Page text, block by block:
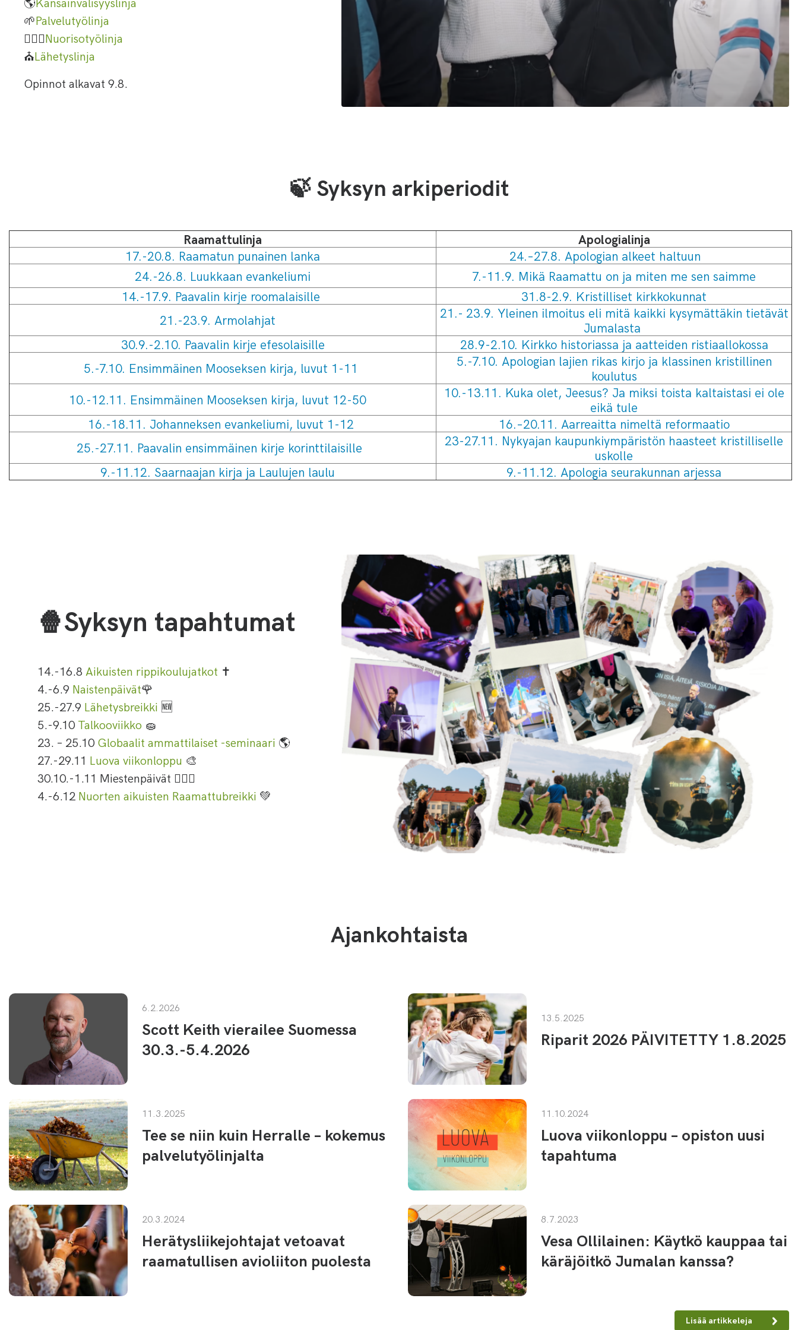
🌱Palvelutyölinja
🏃🏻‍♀️Nuorisotyölinja
⛪Lähetyslinja
Opinnot alkavat 9.8.
🍃 Syksyn arkiperiodit
Raamattulinja
Apologialinja
17.-20.8. Raamatun punainen lanka
24.–27.8. Apologian alkeet haltuun
24.-26.8. Luukkaan evankeliumi
7.-11.9. Mikä Raamattu on ja miten me sen saimme
14.-17.9. Paavalin kirje roomalaisille
31.8-2.9. Kristilliset kirkkokunnat
21.-23.9. Armolahjat
21.- 23.9. Yleinen ilmoitus eli mitä kaikki kysymättäkin tietävät
Jumalasta
30.9.-2.10. Paavalin kirje efesolaisille
28.9-2.10. Kirkko historiassa ja aatteiden ristiaallokossa
5.-7.10. Ensimmäinen Mooseksen kirja, luvut 1-11
5.-7.10. Apologian lajien rikas kirjo ja klassinen kristillinen
koulutus
10.-12.11. Ensimmäinen Mooseksen kirja, luvut 12-50
10.-13.11. Kuka olet, Jeesus? Ja miksi toista kaltaistasi ei ole
eikä tule
16.-18.11. Johanneksen evankeliumi, luvut 1-12
16.–20.11. Aarreaitta nimeltä reformaatio
25.-27.11. Paavalin ensimmäinen kirje korinttilaisille
23-27.11. Nykyajan kaupunkiympäristön haasteet kristilliselle
uskolle
9.-11.12. Saarnaajan kirja ja Laulujen laulu
9.-11.12. Apologia seurakunnan arjessa
🍿Syksyn tapahtumat
14.-16.8 Aikuisten rippikoulujatkot ✝️
4.-6.9 Naistenpäivät🌹
25.-27.9 Lähetysbreikki 🆕
5.-9.10 Talkooviikko 🧽
23. – 25.10Globaalit ammattilaiset -seminaari 🌎
27.-29.11 Luova viikonloppu 🎨
30.10.-1.11 Miestenpäivät 🙋🏻‍♂️
4.-6.12 Nuorten aikuisten Raamattubreikki 💚
Ajankohtaista
6.2.2026
Scott Keith vierailee Suomessa
30.3.-5.4.2026
13.5.2025
Riparit 2026 PÄIVITETTY 1.8.2025
11.3.2025
Tee se niin kuin Herralle – kokemus
palvelutyölinjalta
11.10.2024
Luova viikonloppu – opiston uusi
tapahtuma
20.3.2024
Herätysliikejohtajat vetoavat
raamatullisen avioliiton puolesta
8.7.2023
Vesa Ollilainen: Käytkö kauppaa tai
käräjöitkö Jumalan kanssa?
Lisää artikkeleja